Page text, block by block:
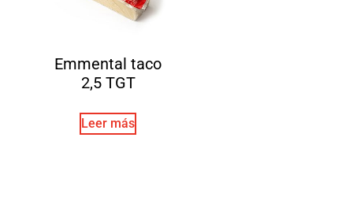
Emmental taco
2,5 TGT
Leer más